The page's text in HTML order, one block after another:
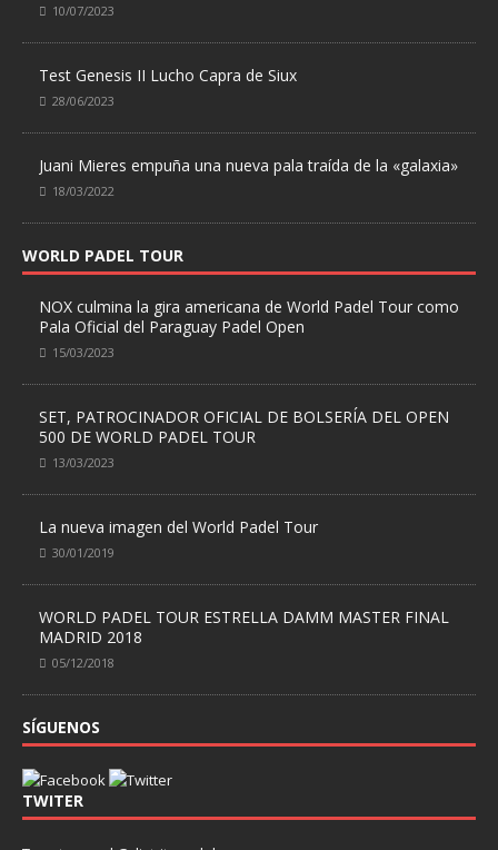
10/07/2023
Test Genesis II Lucho Capra de Siux
28/06/2023
Juani Mieres empuña una nueva pala traída de la «galaxia»
18/03/2022
WORLD PADEL TOUR
NOX culmina la gira americana de World Padel Tour como
Pala Oficial del Paraguay Padel Open
15/03/2023
SET, PATROCINADOR OFICIAL DE BOLSERÍA DEL OPEN
500 DE WORLD PADEL TOUR
13/03/2023
La nueva imagen del World Padel Tour
30/01/2019
WORLD PADEL TOUR ESTRELLA DAMM MASTER FINAL
MADRID 2018
05/12/2018
SÍGUENOS
TWITER